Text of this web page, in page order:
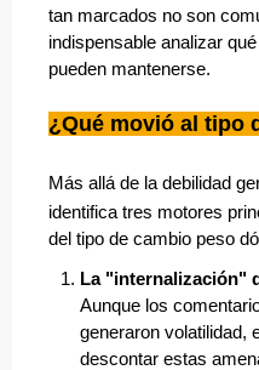
tan marcados no son
indispensable analizar
pueden mantenerse.
¿Qué movió al tipo
Más allá de la debilidad
identifica tres motores
del tipo de cambio peso
La "internalización"
Aunque los
generaron volatilidad,
descontar estas